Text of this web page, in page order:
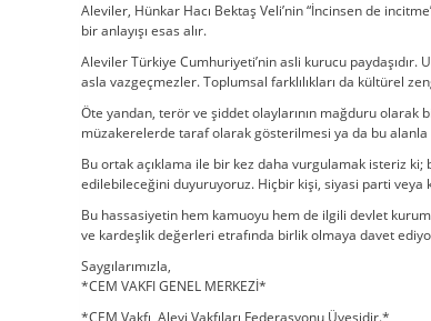
Aleviler, Hünkar Hacı Bektaş Veli’nin “İncinsen de
bir anlayışı esas alır.
Aleviler Türkiye Cumhuriyeti’nin asli kurucu
asla vazgeçmezler. Toplumsal farklılıkları da kültürel
Öte yandan, terör ve şiddet olaylarının mağduru olarak
müzakerelerde taraf olarak gösterilmesi ya da bu
Bu ortak açıklama ile bir kez daha vurgulamak isteriz
edilebileceğini duyuruyoruz. Hiçbir kişi, siyasi parti veya
Bu hassasiyetin hem kamuoyu hem de ilgili devlet
ve kardeşlik değerleri etrafında birlik olmaya davet
Saygılarımızla,
*CEM VAKFI GENEL MERKEZİ*
*CEM Vakfı, Alevi Vakfıları Federasyonu Üyesidir.*